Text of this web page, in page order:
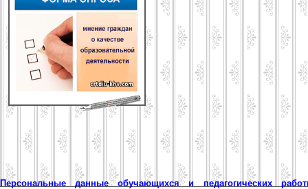
Персональные данные обучающихся и педагогических